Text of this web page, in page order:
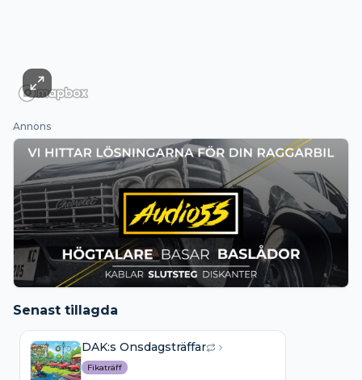
Annons
Senast tillagda
DAK:s Onsdagsträffar
Fikaträff